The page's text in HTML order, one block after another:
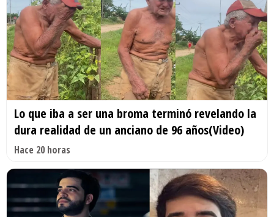
Lo que iba a ser una broma terminó revelando la
dura realidad de un anciano de 96 años(Video)
Hace 20 horas